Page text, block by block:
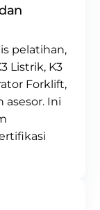
pelatihan,
Listrik, K3
Forklift,
Ini